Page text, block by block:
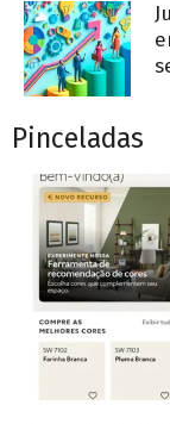
Pinceladas